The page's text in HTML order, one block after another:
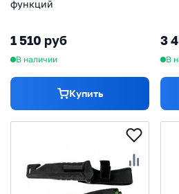
функций
1 510 руб
В наличии
Купить
3
В